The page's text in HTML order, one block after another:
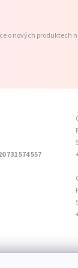
o nových produktech
731 574 557